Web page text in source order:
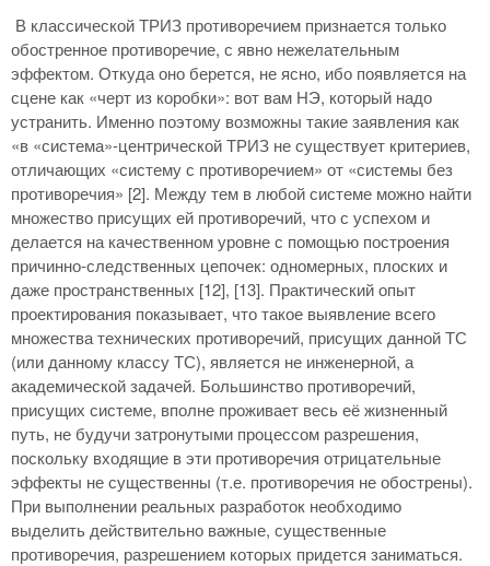
В классической ТРИЗ противоречием признается только
обостренное противоречие, с явно нежелательным
эффектом. Откуда оно берется, не ясно, ибо появляется на
сцене как «черт из коробки»: вот вам НЭ, который надо
устранить. Именно поэтому возможны такие заявления как
«в «система»-центрической ТРИЗ не существует критериев,
отличающих «систему с противоречием» от «системы без
противоречия» [2]. Между тем в любой системе можно найти
множество присущих ей противоречий, что с успехом и
делается на качественном уровне с помощью построения
причинно-следственных цепочек: одномерных, плоских и
даже пространственных [12], [13]. Практический опыт
проектирования показывает, что такое выявление всего
множества технических противоречий, присущих данной ТС
(или данному классу ТС), является не инженерной, а
академической задачей. Большинство противоречий,
присущих системе, вполне проживает весь её жизненный
путь, не будучи затронутыми процессом разрешения,
поскольку входящие в эти противоречия отрицательные
эффекты не существенны (т.е. противоречия не обострены).
При выполнении реальных разработок необходимо
выделить действительно важные, существенные
противоречия, разрешением которых придется заниматься.